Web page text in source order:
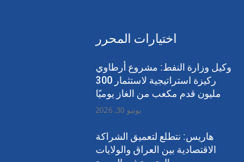
اختيارات المحرر
وكيل وزارة النفط: مشروع أرطاوي
ركيزة استراتيجية لاستثمار 300
مليون قدم مكعب من الغاز يوميًا
يونيو 30, 2026
هاريس: نتطلع لتعميق الشراكة
الاقتصادية بين العراق والولايات